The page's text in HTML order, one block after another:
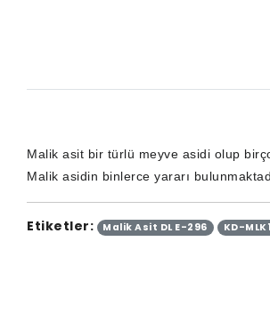
Malik asit bir türlü meyve asidi olup
Malik asidin binlerce yararı
Etiketler: Malik Asit DL E-296 KD-